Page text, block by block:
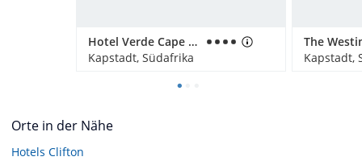
Hotel Verde Cape Town Airport
Kapstadt, Südafrika
Kapstadt,
Orte in der Nähe
Hotels Clifton